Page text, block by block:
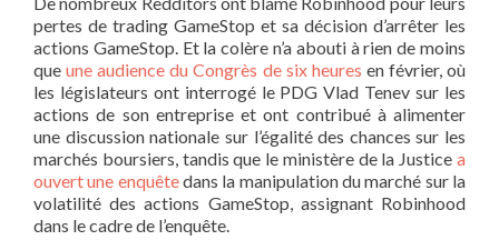
pertes de trading GameStop et sa décision d’arrêter les
actions GameStop. Et la colère n’a abouti à rien de moins
queune audience du Congrès de six heures en février, où
les législateurs ont interrogé le PDG Vlad Tenev sur les
actions de son entreprise et ont contribué à alimenter
une discussion nationale sur l’égalité des chances sur les
marchés boursiers, tandis que le ministère de la Justice a
ouvert une enquêtedans la manipulation du marché sur la
volatilité des actions GameStop, assignant Robinhood
dans le cadre de l’enquête.